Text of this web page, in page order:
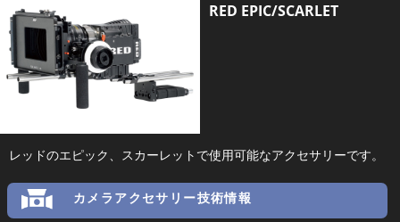
RED EPIC/SCARLET
レッドのエピック、スカーレットで使用可能なアクセサリーです。
カメラアクセサリー技術情報